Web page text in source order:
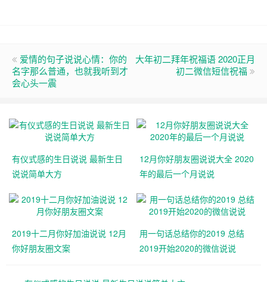
爱情的句子说说心情：你的
名字那么普通，也就我听到才
会心头一震
大年初二拜年祝福语 2020正月
初二微信短信祝福
有仪式感的生日说说 最新生日
说说简单大方
12月你好朋友圈说说大全 2020
年的最后一个月说说
2019十二月你好加油说说 12月
你好朋友圈文案
用一句话总结你的2019 总结
2019开始2020的微信说说